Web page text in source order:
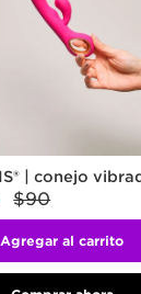
$90
Agregar al carrito